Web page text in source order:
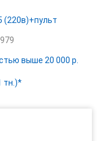
выше 20 000 р.
тн.)*